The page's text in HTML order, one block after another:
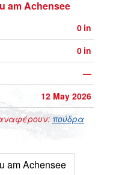
am Achensee
0 in
0 in
—
12 May 2026
πούδρα
am Achensee